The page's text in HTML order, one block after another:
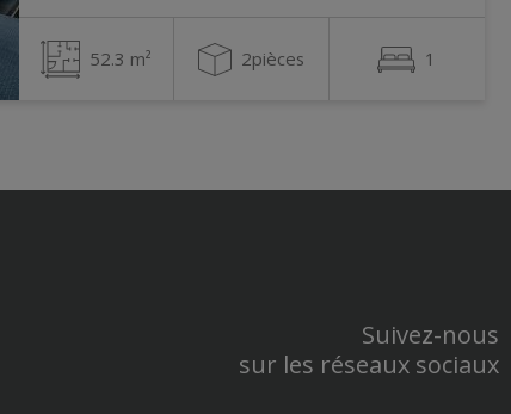
52.3 m² 2pièces 1
Suivez-nous
sur les réseaux sociaux